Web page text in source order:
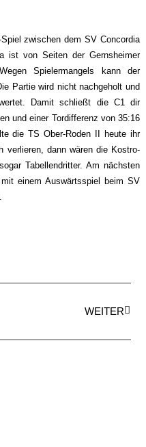
zwischen dem SV Concordia
ist von Seiten der Gernsheimer
Spielermangels kann der
Partie wird nicht nachgeholt und
Damit schließt die C1 dir
und einer Tordifferenz von 35:16
die TS Ober-Roden II heute ihr
verlieren, dann wären die Kostro-
Tabellendritter. Am nächsten
einem Auswärtsspiel beim SV
WEITER